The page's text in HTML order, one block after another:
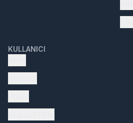
KULLANICI